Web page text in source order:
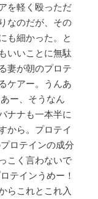
を軽く殴っただ
なのだが、その
も細かった。と
いいことに無駄
妻が朝のプロテ
ケアー。うんあ
ー、そうなん
ナナも一本半に
から。プロテイ
ロテインの成分
こく言わないで
テインうめー！
らこれとこれ入